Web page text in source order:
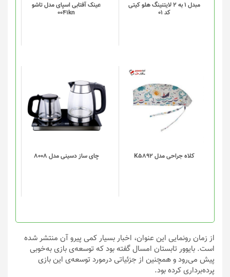
مبدل 1 به 2 لایتنینگ هلو کیتی
کد 01
عینک آفتابی اسپای مدل تاشو
0041kn
کلاه جراحی مدل K5892 چای ساز دسینی مدل 8008
محصول
دارای
انواع
مختلفی
می
گزینه
محصول
شوند
از زمان رونمایی این عنوان، اخبار بسیار کمی پیرو آن منتشر شده
است. بایوور تابستان امسال گفته بود که توسعه‌ی بازی به‌خوبی
پیش می‌رود و همچنین از جزئیاتی درمورد توسعه‌ی این بازی
پرده‌برداری کرده بود.